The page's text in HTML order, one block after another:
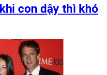
con dậy thì khó